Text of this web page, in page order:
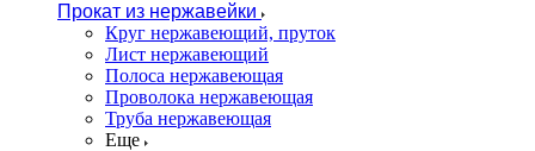
Прокат из нержавейки
Круг нержавеющий, пруток
Лист нержавеющий
Полоса нержавеющая
Проволока нержавеющая
Труба нержавеющая
Еще